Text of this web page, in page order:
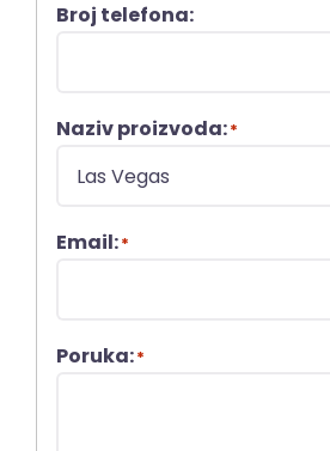
Broj telefona:
Naziv proizvoda:*
Email:*
Poruka:*